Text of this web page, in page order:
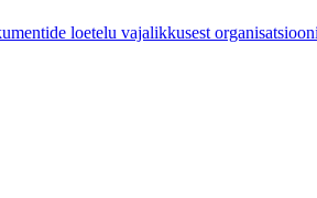
loetelu vajalikkusest